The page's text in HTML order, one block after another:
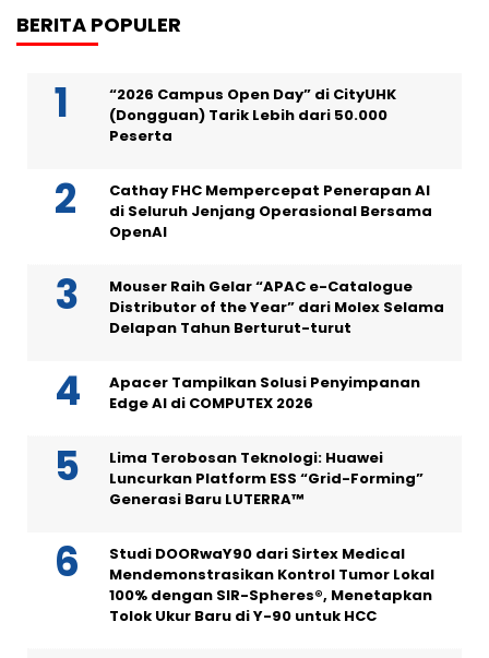
BERITA POPULER
“2026 Campus Open Day” di CityUHK
(Dongguan) Tarik Lebih dari 50.000
Peserta
Cathay FHC Mempercepat Penerapan AI
di Seluruh Jenjang Operasional Bersama
OpenAI
Mouser Raih Gelar “APAC e-Catalogue
Distributor of the Year” dari Molex Selama
Delapan Tahun Berturut-turut
Apacer Tampilkan Solusi Penyimpanan
Edge AI di COMPUTEX 2026
Lima Terobosan Teknologi: Huawei
Luncurkan Platform ESS “Grid-Forming”
Generasi Baru LUTERRA™
Studi DOORwaY90 dari Sirtex Medical
Mendemonstrasikan Kontrol Tumor Lokal
100% dengan SIR-Spheres®, Menetapkan
Tolok Ukur Baru di Y-90 untuk HCC